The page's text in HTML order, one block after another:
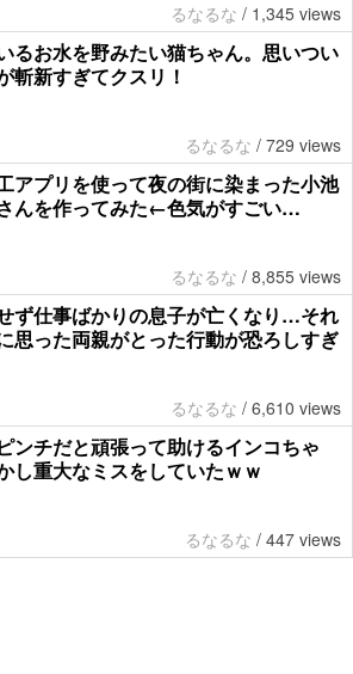
るなるな / 1,345 views
るお水を野みたい猫ちゃん。思いつい
斬新すぎてクスリ！
るなるな / 729 views
アプリを使って夜の街に染まった小池
んを作ってみた←色気がすごい…
るなるな / 8,855 views
ず仕事ばかりの息子が亡くなり…それ
思った両親がとった行動が恐ろしすぎ
るなるな / 6,610 views
ンチだと頑張って助けるインコちゃ
し重大なミスをしていたｗｗ
るなるな / 447 views